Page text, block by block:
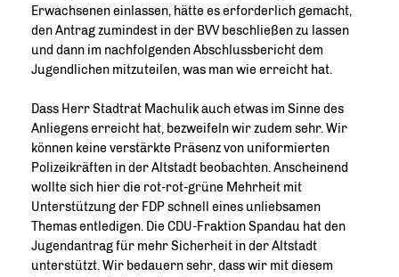
Erwachsenen einlassen, hätte es erforderlich gemacht,
den Antrag zumindest in der BVV beschließen zu lassen
und dann im nachfolgenden Abschlussbericht dem
Jugendlichen mitzuteilen, was man wie erreicht hat.
Dass Herr Stadtrat Machulik auch etwas im Sinne des
Anliegens erreicht hat, bezweifeln wir zudem sehr. Wir
können keine verstärkte Präsenz von uniformierten
Polizeikräften in der Altstadt beobachten. Anscheinend
wollte sich hier die rot-rot-grüne Mehrheit mit
Unterstützung der FDP schnell eines unliebsamen
Themas entledigen. Die CDU-Fraktion Spandau hat den
Jugendantrag für mehr Sicherheit in der Altstadt
unterstützt. Wir bedauern sehr, dass wir mit diesem